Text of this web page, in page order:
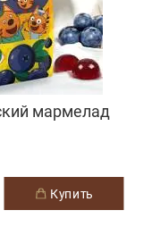
мармелад
купить